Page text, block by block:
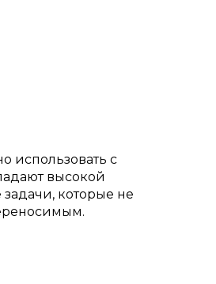
использовать с
высокой
которые не